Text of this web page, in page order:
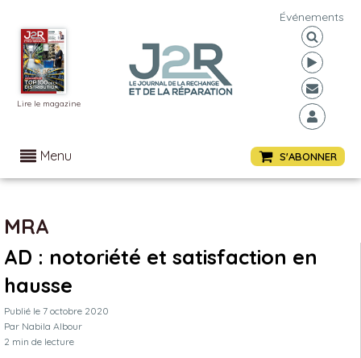
Lire le magazine
Événements
Menu S'ABONNER
MRA
AD : notoriété et satisfaction en
hausse
Publié le 7 octobre 2020
Par Nabila Albour
2 min de lecture